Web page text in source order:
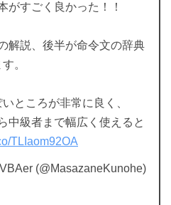
がすごく良かった！！
解説、後半が命令文の辞典
。
ところが非常に良く、
中級者まで幅広く使えると
TLIaom92OA
(@MasazaneKunohe)